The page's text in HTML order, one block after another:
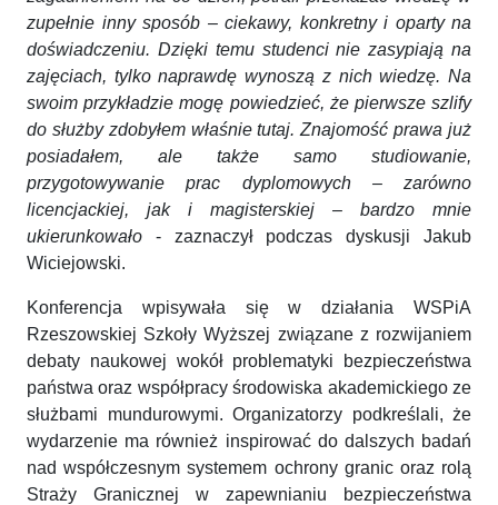
zupełnie inny sposób – ciekawy, konkretny i oparty na
doświadczeniu. Dzięki temu studenci nie zasypiają na
zajęciach, tylko naprawdę wynoszą z nich wiedzę. Na
swoim przykładzie mogę powiedzieć, że pierwsze szlify
do służby zdobyłem właśnie tutaj. Znajomość prawa już
posiadałem, ale także samo studiowanie,
przygotowywanie prac dyplomowych – zarówno
licencjackiej, jak i magisterskiej – bardzo mnie
ukierunkowało - zaznaczył podczas dyskusji Jakub
Wiciejowski.
Konferencja wpisywała się w działania WSPiA
Rzeszowskiej Szkoły Wyższej związane z rozwijaniem
debaty naukowej wokół problematyki bezpieczeństwa
państwa oraz współpracy środowiska akademickiego ze
służbami mundurowymi. Organizatorzy podkreślali, że
wydarzenie ma również inspirować do dalszych badań
nad współczesnym systemem ochrony granic oraz rolą
Straży Granicznej w zapewnianiu bezpieczeństwa